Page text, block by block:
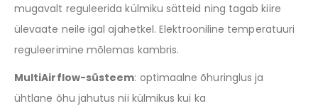
mugavalt reguleerida külmiku sätteid ning tagab kiire
ülevaate neile igal ajahetkel. Elektrooniline temperatuuri
reguleerimine mõlemas kambris.
MultiAirflow-süsteem: optimaalne õhuringlus ja
ühtlane õhu jahutus nii külmikus kui ka